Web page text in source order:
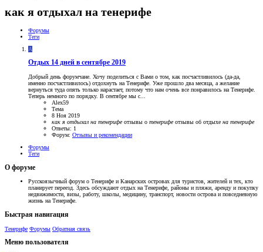
как я отдыхал на тенерифе
Форумы
Теги
A
Отдых 14 дней в сентябре 2019
Добрый день форумчане. Хочу поделиться с Вами о том, как посчастливилось (да-да,
именно посчастливилось) отдохнуть на Тенерифе. Уже прошло два месяца, а желание
вернуться туда опять только нарастает, потому что нам очень все понравилось на Тенерифе.
Теперь немного по порядку. В сентябре мы с...
Alex59
Тема
8 Ноя 2019
как я отдыхал на тенерифе отзывы о тенерифе отзывы об отдыхе на тенерифе
Ответы: 1
Форум: Отзывы и рекомендации
Форумы
Теги
О форуме
Русскоязычный форум о Тенерифе и Канарских островах для туристов, жителей и тех, кто
планирует переезд. Здесь обсуждают отдых на Тенерифе, районы и пляжи, аренду и покупку
недвижимости, визы, работу, школы, медицину, транспорт, новости острова и повседневную
жизнь на Тенерифе.
Быстрая навигация
Тенерифе Форумы Обратная связь
Меню пользователя